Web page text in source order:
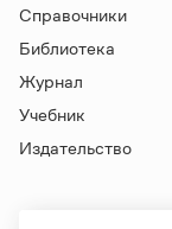
Справочники
Библиотека
Журнал
Учебник
Издательство